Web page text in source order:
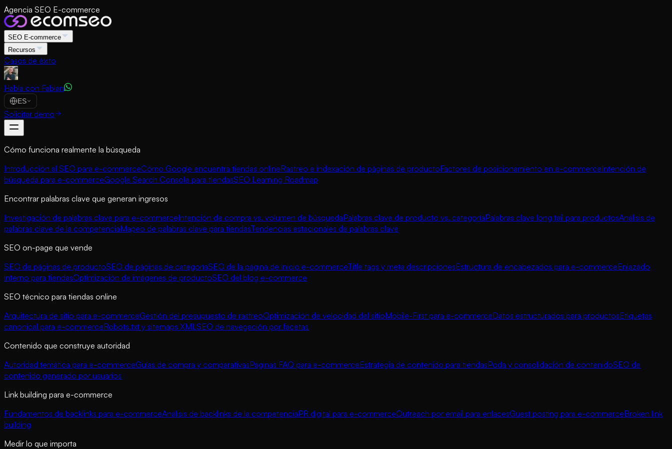
Agencia SEO E-commerce
SEO E-commerce
Recursos
Casos de éxito
Habla con Fabian
ES
Solicitar demo
Cómo funciona realmente la búsqueda
Introducción al SEO para e-commerceCómo Google encuentra tiendas onlineRastreo e indexación de páginas de productoFactores de posicionamiento en e-commerceIntención de
búsqueda para e-commerceGoogle Search Console para tiendasSEO Learning Roadmap
Encontrar palabras clave que generan ingresos
Investigación de palabras clave para e-commerceIntención de compra vs. volumen de búsquedaPalabras clave de producto vs. categoríaPalabras clave long tail para productosAnálisis de
palabras clave de la competenciaMapeo de palabras clave para tiendasTendencias estacionales de palabras clave
SEO on-page que vende
SEO de páginas de productoSEO de páginas de categoríaSEO de la página de inicio e-commerceTitle tags y meta descripcionesEstructura de encabezados para e-commerceEnlazado
interno para tiendasOptimización de imágenes de productoSEO del blog e-commerce
SEO técnico para tiendas online
Arquitectura de sitio para e-commerceGestión del presupuesto de rastreoOptimización de velocidad del sitioMobile-First para e-commerceDatos estructurados para productosEtiquetas
canonical para e-commerceRobots.txt y sitemaps XMLSEO de navegación por facetas
Contenido que construye autoridad
Autoridad temática para e-commerceGuías de compra y comparativasPáginas FAQ para e-commerceEstrategia de contenido para tiendasPoda y consolidación de contenidoSEO de
contenido generado por usuarios
Link building para e-commerce
Fundamentos de backlinks para e-commerceAnálisis de backlinks de la competenciaPR digital para e-commerceOutreach por email para enlacesGuest posting para e-commerceBroken link
building
Medir lo que importa